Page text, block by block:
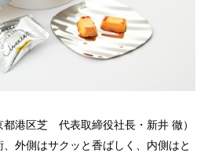
港区芝 代表取締役社長・新井 徹）
外側はサクッと香ばしく、内側はと